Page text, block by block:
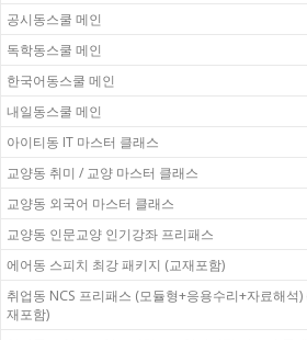
공시동스쿨 메인
독학동스쿨 메인
한국어동스쿨 메인
내일동스쿨 메인
아이티동 IT 마스터 클래스
교양동 취미 / 교양 마스터 클래스
교양동 외국어 마스터 클래스
교양동 인문교양 인기강좌 프리패스
에어동 스피치 최강 패키지 (교재포함)
취업동 NCS 프리패스 (모듈형+응용수리+자료해석)
재포함)